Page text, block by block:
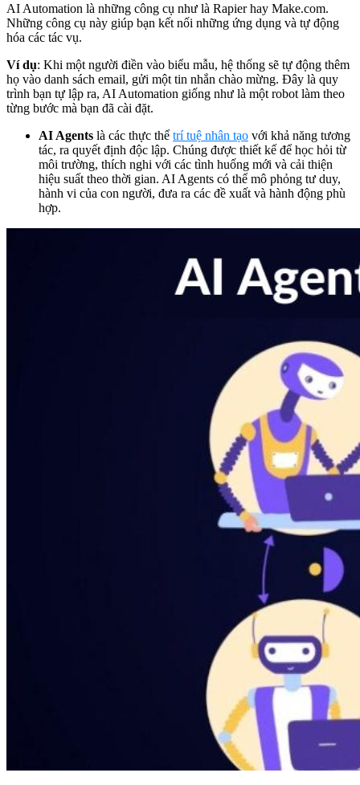
AI Automation là những công cụ như là Rapier hay Make.com.
Những công cụ này giúp bạn kết nối những ứng dụng và tự động
hóa các tác vụ.
Ví dụ: Khi một người điền vào biểu mẫu, hệ thống sẽ tự động thêm
họ vào danh sách email, gửi một tin nhắn chào mừng. Đây là quy
trình bạn tự lập ra, AI Automation giống như là một robot làm theo
từng bước mà bạn đã cài đặt.
AI Agents là các thực thể trí tuệ nhân tạo với khả năng tương
tác, ra quyết định độc lập. Chúng được thiết kế để học hỏi từ
môi trường, thích nghi với các tình huống mới và cải thiện
hiệu suất theo thời gian. AI Agents có thể mô phỏng tư duy,
hành vi của con người, đưa ra các đề xuất và hành động phù
hợp.